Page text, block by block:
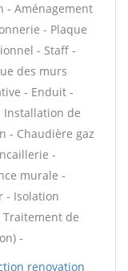
- Aménagement
- Plaque
- Staff -
des murs
- Enduit -
Installation de
- Chaudière gaz
-
murale -
- Isolation
de
-
renovation